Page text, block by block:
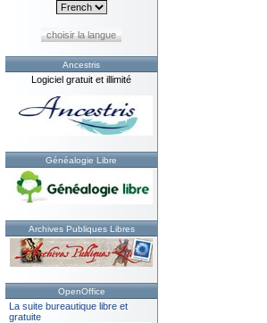
choisir la langue
Ancestris
Logiciel gratuit et illimité
Généalogie Libre
Archives Publiques Libres
OpenOffice
La suite bureautique libre et
gratuite